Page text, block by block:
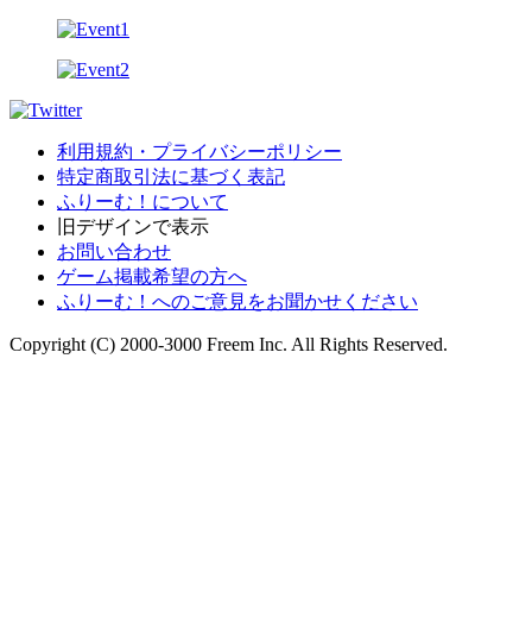
利用規約・プライバシーポリシー
特定商取引法に基づく表記
ふりーむ！について
旧デザインで表示
お問い合わせ
ゲーム掲載希望の方へ
ふりーむ！へのご意見をお聞かせください
Copyright (C) 2000-3000 Freem Inc. All Rights Reserved.